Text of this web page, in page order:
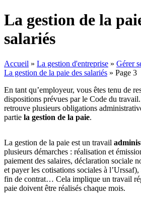
La gestion de la
salariés
Accueil » La gestion d'entreprise » Gérer
La gestion de la paie des salariés » Page 3
En tant qu’employeur, vous êtes tenu de
dispositions prévues par le Code du
retrouve plusieurs obligations
partie la gestion de la paie.
La gestion de la paie est un travail
plusieurs démarches : réalisation et
paiement des salaires, déclaration sociale
et payer les cotisations sociales à
fin de contrat… Cela implique un travail
paie doivent être réalisés chaque mois.